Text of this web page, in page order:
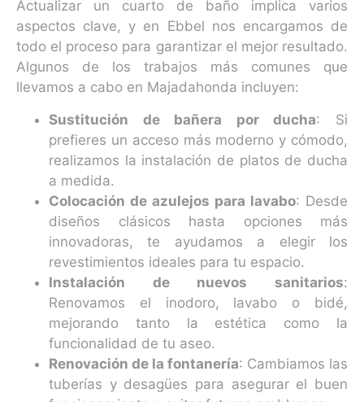
Actualizar un cuarto de baño implica varios
aspectos clave, y en Ebbel nos encargamos de
todo el proceso para garantizar el mejor resultado.
Algunos de los trabajos más comunes que
llevamos a cabo en Majadahonda incluyen:
Sustitución de bañera por ducha: Si
prefieres un acceso más moderno y cómodo,
realizamos la instalación de platos de ducha
a medida.
Colocación de azulejos para lavabo: Desde
diseños clásicos hasta opciones más
innovadoras, te ayudamos a elegir los
revestimientos ideales para tu espacio.
Instalación de nuevos sanitarios:
Renovamos el inodoro, lavabo o bidé,
mejorando tanto la estética como la
funcionalidad de tu aseo.
Renovación de la fontanería: Cambiamos las
tuberías y desagües para asegurar el buen